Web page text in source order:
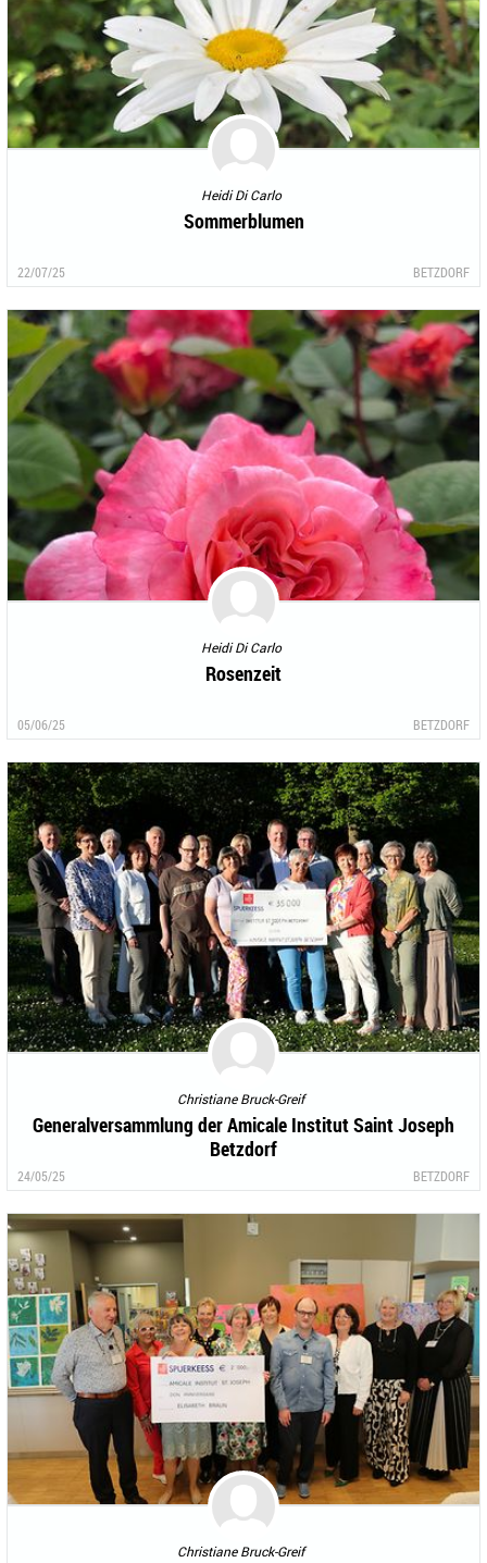
Heidi Di Carlo
Sommerblumen
22/07/25 BETZDORF
Heidi Di Carlo
Rosenzeit
05/06/25 BETZDORF
Christiane Bruck-Greif
Generalversammlung der Amicale Institut Saint Joseph
Betzdorf
24/05/25 BETZDORF
Christiane Bruck-Greif